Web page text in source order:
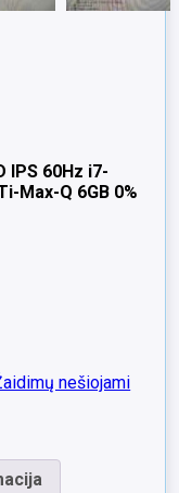
IPS 60Hz i7-
Max-Q 6GB 0%
nešiojami